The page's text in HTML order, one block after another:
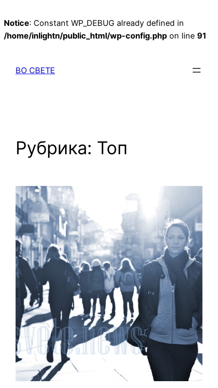
Notice: Constant WP_DEBUG already defined in
/home/inlightn/public_html/wp-config.php on line 91
содержимому
ВО СВЕТЕ
Рубрика: Топ